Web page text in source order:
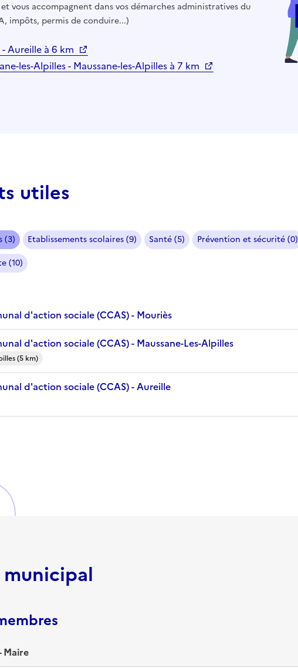
vous accompagnent dans vos démarches administratives du
impôts, permis de conduire...)
Aureille à 6 km
les-Alpilles - Maussane-les-Alpilles à 7 km
utiles
(3) Etablissements scolaires (9) Santé (5) Prévention et sécurité (0)
(10)
d'action sociale (CCAS) - Mouriès
d'action sociale (CCAS) - Maussane-Les-Alpilles
(5 km)
d'action sociale (CCAS) - Aureille
Maire